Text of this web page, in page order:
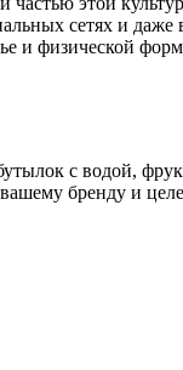
сетях и даже
и физической
с водой,
бренду и